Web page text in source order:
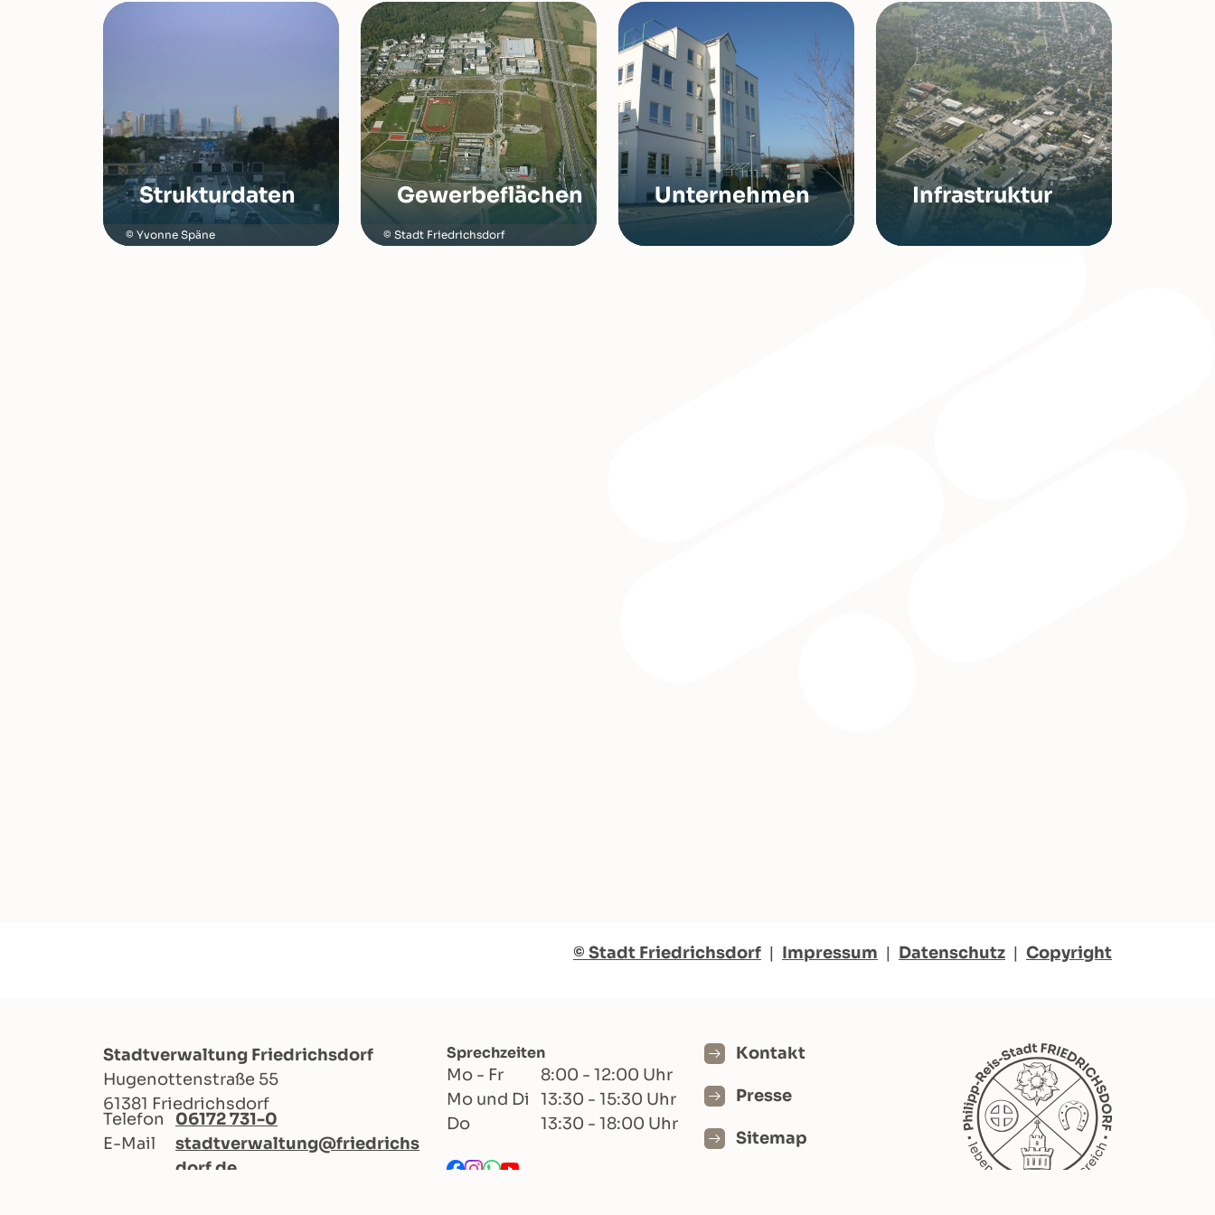
Strukturdaten
Yvonne Späne
Gewerbeflächen
Stadt Friedrichsdorf
Unternehmen Infrastruktur
© Stadt Friedrichsdorf | Impressum | Datenschutz | Copyright
Stadtverwaltung Friedrichsdorf
Hugenottenstraße 55
61381 Friedrichsdorf
Telefon
06172 731-0
E-Mail
stadtverwaltung@friedrichs
dorf.de
Sprechzeiten
Mo - Fr
8:00 - 12:00 Uhr
Mo und Di
13:30 - 15:30 Uhr
Do
13:30 - 18:00 Uhr
Kontakt
Presse
Sitemap